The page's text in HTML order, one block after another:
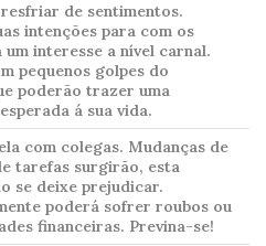
de sentimentos.
intenções para com os
interesse a nível carnal.
pequenos golpes do
poderão trazer uma
á sua vida.
com colegas. Mudanças de
tarefas surgirão, esta
se deixe prejudicar.
poderá sofrer roubos ou
financeiras. Previna-se!